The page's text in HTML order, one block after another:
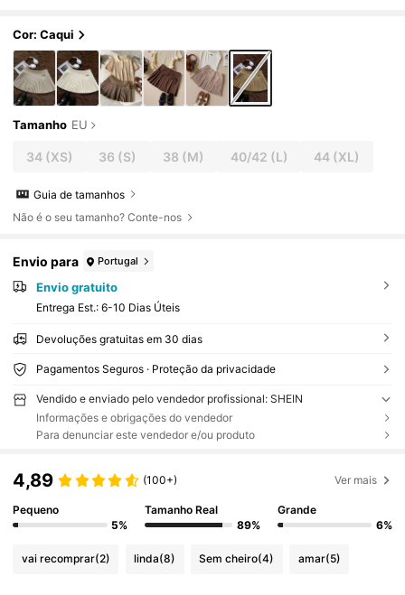
Cor: Caqui
Tamanho EU
34(XS) 36 (S) 38 (M) 40/42 (L) 44 (XL)
Guia de tamanhos
Não é o seu tamanho? Conte-nos
Envio para Portugal
Envio gratuito
Entrega Est.: 6-10 Dias Úteis
Devoluções gratuitas em 30 dias
Pagamentos Seguros · Proteção da privacidade
Vendido e enviado pelo vendedor profissional: SHEIN
Informações e obrigações do vendedor
Para denunciar este vendedor e/ou produto
4,89 (100+) Ver mais
Pequeno
5%
Tamanho Real
89%
Grande
6%
vai recomprar(2) linda(8) Sem cheiro(4) amar(5)